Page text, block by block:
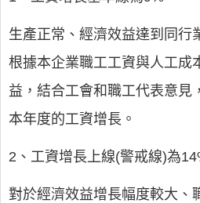
生產正常、經濟效益達到同行
根據本企業職工工資與人工成
益，結合工會和職工代表意見
本年度的工資增長。
2、工資增長上線(警戒線)為
對於經濟效益增長幅度較大、